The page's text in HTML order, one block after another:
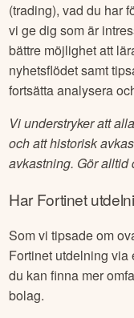
(trading), vad du har
vi ge dig som är
bättre möjlighet att
nyhetsflödet samt
fortsätta analysera
Vi understryker att
och att historisk
avkastning. Gör
HarFortinet
Som vi tipsade om
Fortinet utdelning via
du kan finna mer
bolag.